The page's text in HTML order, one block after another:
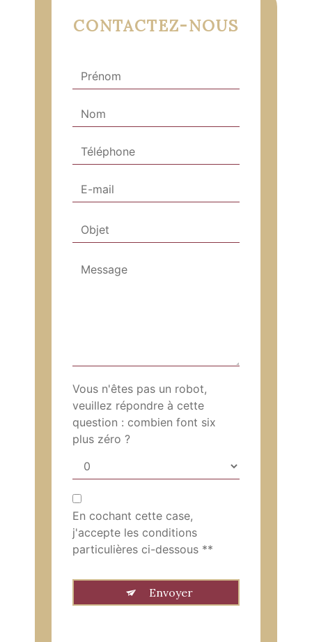
CONTACTEZ-NOUS
Vous n'êtes pas un robot,
veuillez répondre à cette
question : combien font six
plus zéro ?
En cochant cette case,
j'accepte les conditions
particulières ci-dessous **
Envoyer